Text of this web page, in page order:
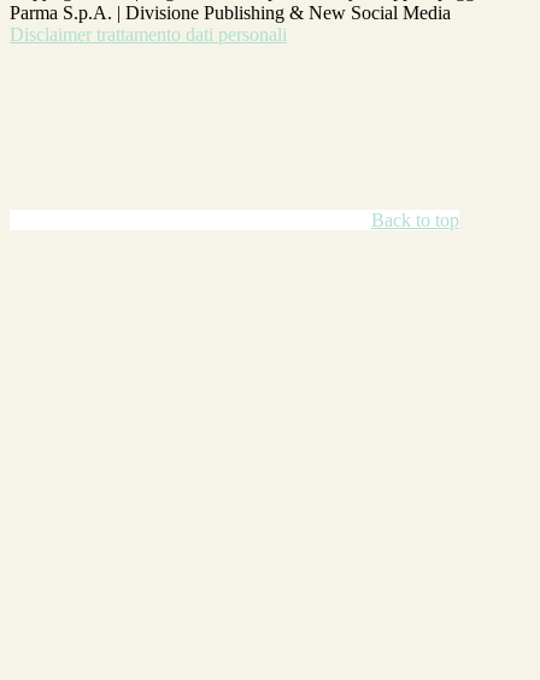
Parma S.p.A. | Divisione Publishing & New Social Media
Disclaimer trattamento dati personali
Back to top